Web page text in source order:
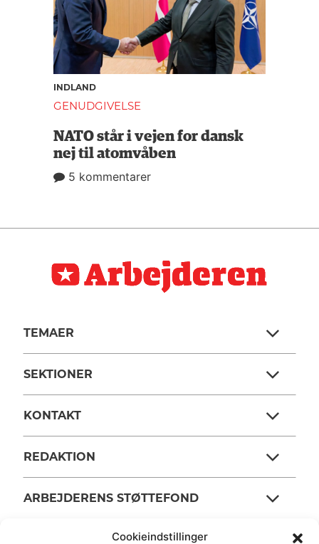
Cookieindstillinger
INDLAND
GENUDGIVELSE
NATO står i vejen for dansk
nej til atomvåben
5 kommentarer
TEMAER
SEKTIONER
KONTAKT
REDAKTION
ARBEJDERENS STØTTEFOND
ANSVARSHAVENDE REDAKTØR